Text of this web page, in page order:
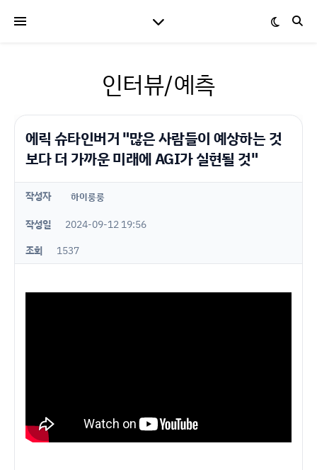
인터뷰/예측
에릭 슈타인버거 "많은 사람들이 예상하는 것
보다 더 가까운 미래에 AGI가 실현될 것"
작성자 하이룽룽
작성일
2024-09-12 19:56
조회
1537